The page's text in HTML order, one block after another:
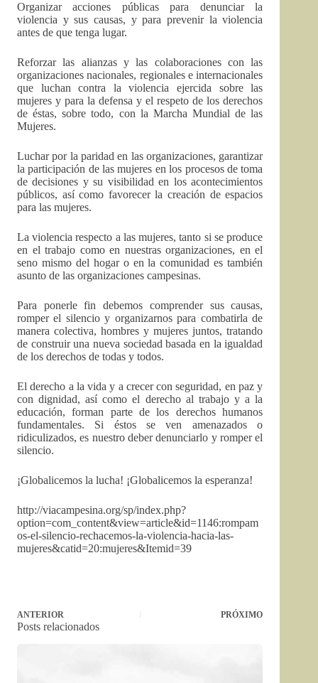
Organizar acciones públicas para denunciar la
violencia y sus causas, y para prevenir la violencia
antes de que tenga lugar.
Reforzar las alianzas y las colaboraciones con las
organizaciones nacionales, regionales e internacionales
que luchan contra la violencia ejercida sobre las
mujeres y para la defensa y el respeto de los derechos
de éstas, sobre todo, con la Marcha Mundial de las
Mujeres.
Luchar por la paridad en las organizaciones, garantizar
la participación de las mujeres en los procesos de toma
de decisiones y su visibilidad en los acontecimientos
públicos, así como favorecer la creación de espacios
para las mujeres.
La violencia respecto a las mujeres, tanto si se produce
en el trabajo como en nuestras organizaciones, en el
seno mismo del hogar o en la comunidad es también
asunto de las organizaciones campesinas.
Para ponerle fin debemos comprender sus causas,
romper el silencio y organizarnos para combatirla de
manera colectiva, hombres y mujeres juntos, tratando
de construir una nueva sociedad basada en la igualdad
de los derechos de todas y todos.
El derecho a la vida y a crecer con seguridad, en paz y
con dignidad, así como el derecho al trabajo y a la
educación, forman parte de los derechos humanos
fundamentales. Si éstos se ven amenazados o
ridiculizados, es nuestro deber denunciarlo y romper el
silencio.
¡Globalicemos la lucha! ¡Globalicemos la esperanza!
http://viacampesina.org/sp/index.php?
option=com_content&view=article&id=1146:rompam
os-el-silencio-rechacemos-la-violencia-hacia-las-
mujeres&catid=20:mujeres&Itemid=39
ANTERIOR PRÓXIMO
Posts relacionados